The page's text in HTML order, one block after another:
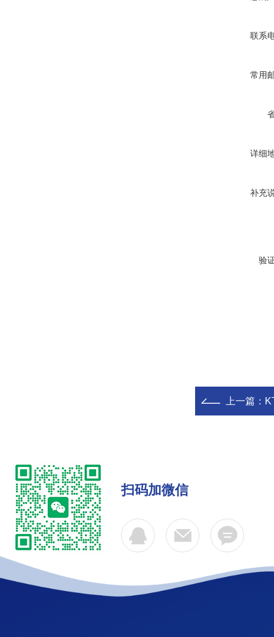
联系
常用
详细
补充
验
上一篇：
扫码加微信